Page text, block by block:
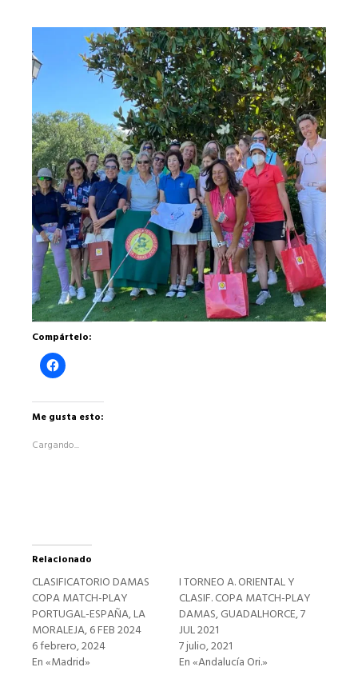
Compártelo:
Haz
clic
en
Facebook
en
Me gusta esto:
Cargando...
Relacionado
CLASIFICATORIO DAMAS
COPA MATCH-PLAY
PORTUGAL-ESPAÑA, LA
MORALEJA, 6 FEB 2024
6 febrero, 2024
En «Madrid»
I TORNEO A. ORIENTAL Y
CLASIF. COPA MATCH-PLAY
DAMAS, GUADALHORCE, 7
JUL 2021
7 julio, 2021
En «Andalucía Ori.»